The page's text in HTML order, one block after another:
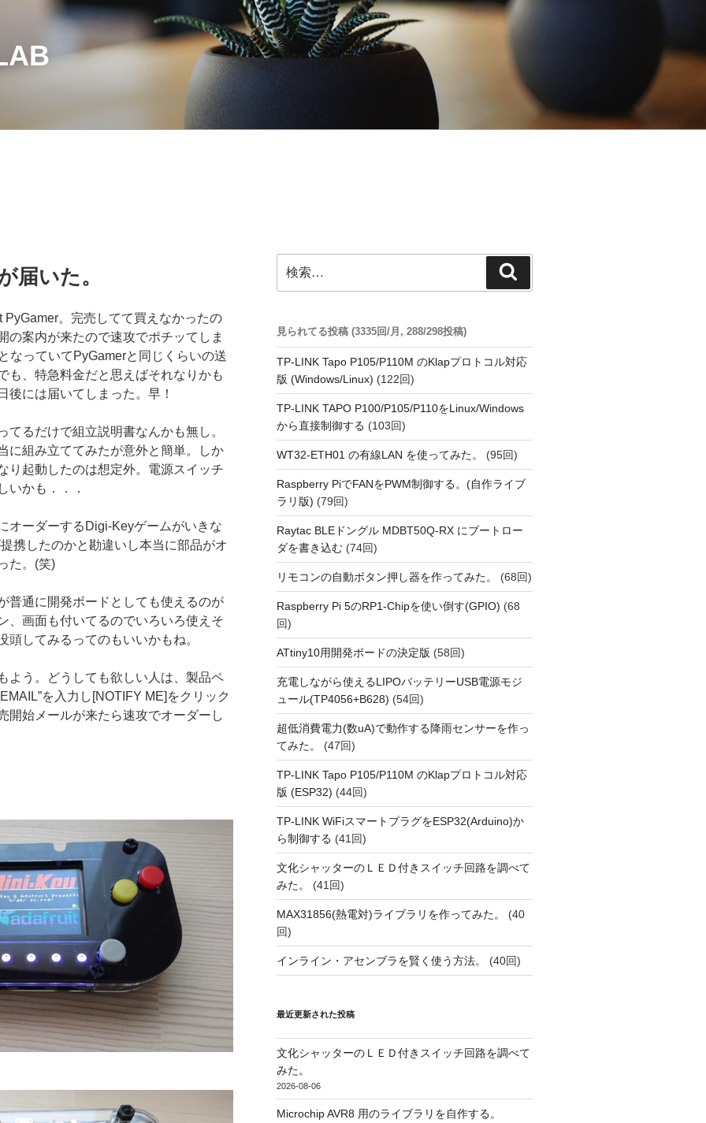
届いた。
。完売してて買えなかったの
の案内が来たので速攻でポチッてしま
なっていてPyGamerと同じくらいの送
も、特急料金だと思えばそれなりかも
後には届いてしまった。早！
るだけで組立説明書なんかも無し。
に組み立ててみたが意外と簡単。しか
り起動したのは想定外。電源スイッチ
いかも．．．
オーダーするDigi-Keyゲームがいきな
携したのかと勘違いし本当に部品がオ
た。(笑)
普通に開発ボードとしても使えるのが
、画面も付いてるのでいろいろ使えそ
してみるってのもいいかもね。
よう。どうしても欲しい人は、製品ペ
を入力し[NOTIFY ME]をクリック
開始メールが来たら速攻でオーダーし
索:
索
見られてる投稿 (3335回/月, 288/298投稿)
TP-LINK Tapo P105/P110M のKlapプロトコル対応
版 (Windows/Linux) (122回)
TP-LINK TAPO P100/P105/P110をLinux/Windows
から直接制御する (103回)
WT32-ETH01 の有線LAN を使ってみた。 (95回)
Raspberry PiでFANをPWM制御する。(自作ライブ
ラリ版) (79回)
Raytac BLEドングル MDBT50Q-RX にブートロー
ダを書き込む(74回)
リモコンの自動ボタン押し器を作ってみた。 (68回)
Raspberry Pi 5のRP1-Chipを使い倒す(GPIO) (68
回)
ATtiny10用開発ボードの決定版 (58回)
充電しながら使えるLIPOバッテリーUSB電源モジ
ュール(TP4056+B628) (54回)
超低消費電力(数uA)で動作する降雨センサーを作っ
てみた。
(47回)
TP-LINK Tapo P105/P110M のKlapプロトコル対応
版 (ESP32) (44回)
TP-LINK WiFiスマートプラグをESP32(Arduino)か
ら制御する (41回)
文化シャッターのＬＥＤ付きスイッチ回路を調べて
みた。
(41回)
MAX31856(熱電対)ライブラリを作ってみた。
(40
回)
インライン・アセンブラを賢く使う方法。 (40回)
最近更新された投稿
文化シャッターのＬＥＤ付きスイッチ回路を調べて
みた。
2026-08-06
Microchip AVR8 用のライブラリを自作する。